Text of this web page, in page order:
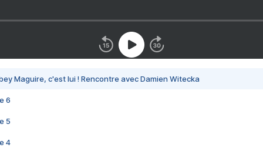
Maguire, c'est lui ! Rencontre avec Damien Witecka
6
5
4